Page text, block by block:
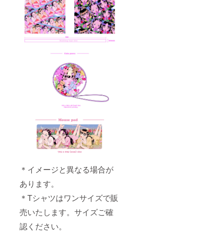
＊イメージと異なる場合が
あります。
＊Tシャツはワンサイズで販
売いたします。サイズご確
認ください。